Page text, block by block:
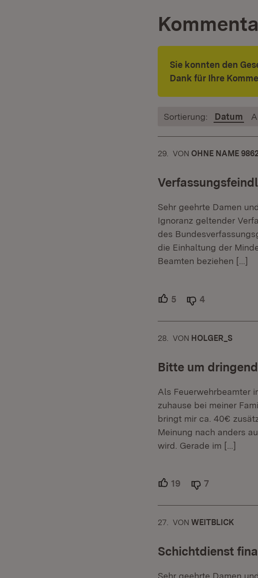
Sie konnten den
Dank für Ihre
Sortierung: Datum
29. KOMMENTAR
VON :OHNE NAME
Sehr geehrte Damen
Ignoranz geltender
des
die Einhaltung der
Beamten beziehen […]
5 Unterstützer.
4
28. KOMMENTAR
VON :HOLGER_S
Bitte um
Als Feuerwehrbeamter
zuhause bei meiner
bringt mir ca. 40€
Meinung nach anders
wird. Gerade im […]
19 Unterstützer.
7
27. KOMMENTAR
VON :WEITBLICK
Schichtdienst
Sehr geehrte Damen